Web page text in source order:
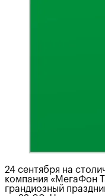
24 сентября на
компания «МегаФон
грандиозный